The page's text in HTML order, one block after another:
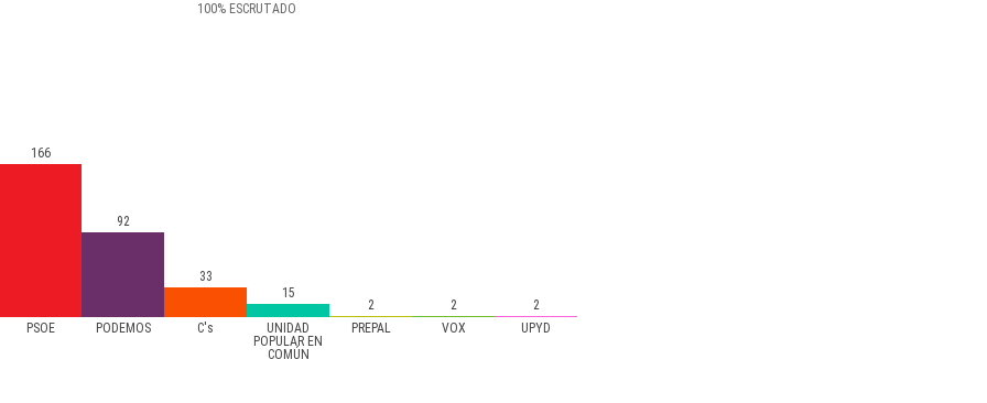
100% ESCRUTADO
PSOE PODEMOS C's
UNIDAD
POPULAR EN
COMÚN
PREPAL VOX UPYD
166
92
33
15
2 2 2